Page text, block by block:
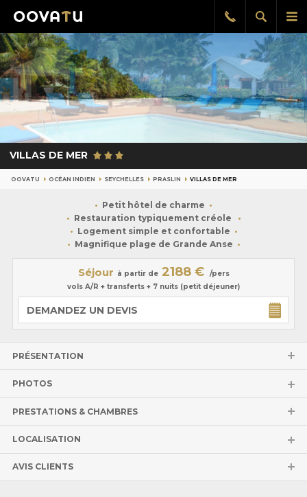
le
Afficher
la
Rappel
gratuit
VILLAS DE MER
OOVATU OCÉAN INDIEN SEYCHELLES PRASLIN VILLAS DE MER
Petit hôtel de charme
Restauration typiquement créole
Logement simple et confortable
Magnifique plage de Grande Anse
Séjour à partir de 2188 €
/pers
vols A/R + transferts + 7 nuits (petit déjeuner)
DEMANDEZ UN DEVIS
PRÉSENTATION
PHOTOS
PRESTATIONS & CHAMBRES
LOCALISATION
AVIS CLIENTS